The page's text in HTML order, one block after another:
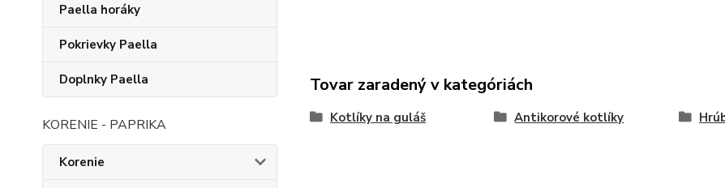
Paella horáky
Pokrievky Paella
Doplnky Paella
KORENIE - PAPRIKA
Korenie
Tovar zaradený v kategóriách
Kotlíky na guláš Antikorové kotlíky